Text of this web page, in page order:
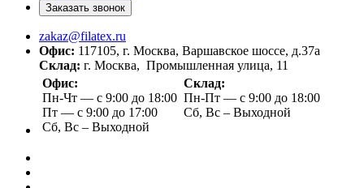
Заказать звонок
zakaz@filatex.ru
Офис: 117105, г. Москва, Варшавское шоссе, д.37а
Склад: г. Москва, Промышленная улица, 11
Офис:
Пн-Чт — с 9:00 до 18:00
Пт — с 9:00 до 17:00
Сб, Вс – Выходной
Склад:
Пн-Пт — с 9:00 до 18:00
Сб, Вс – Выходной